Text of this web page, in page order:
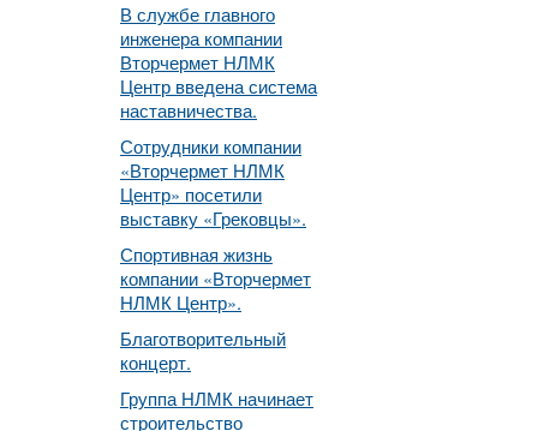
В службе главного
инженера компании
Вторчермет НЛМК
Центр введена система
наставничества.
Сотрудники компании
«Вторчермет НЛМК
Центр» посетили
выставку «Грековцы».
Спортивная жизнь
компании «Вторчермет
НЛМК Центр».
Благотворительный
концерт.
Группа НЛМК начинает
строительство